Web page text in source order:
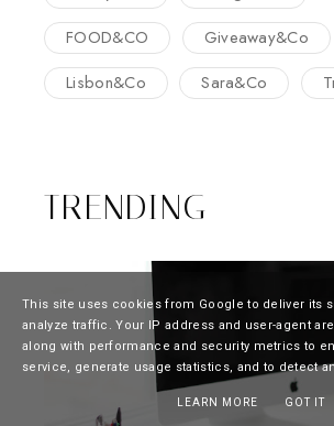
FOOD&CO
Giveaway&Co
Lisbon&Co
Sara&Co
TRENDING
This site uses cookies from Google to deliver its
analyze traffic. Your IP address and user-agent
along with performance and security metrics to
service, generate usage statistics, and to detect
LEARN MORE GOT IT